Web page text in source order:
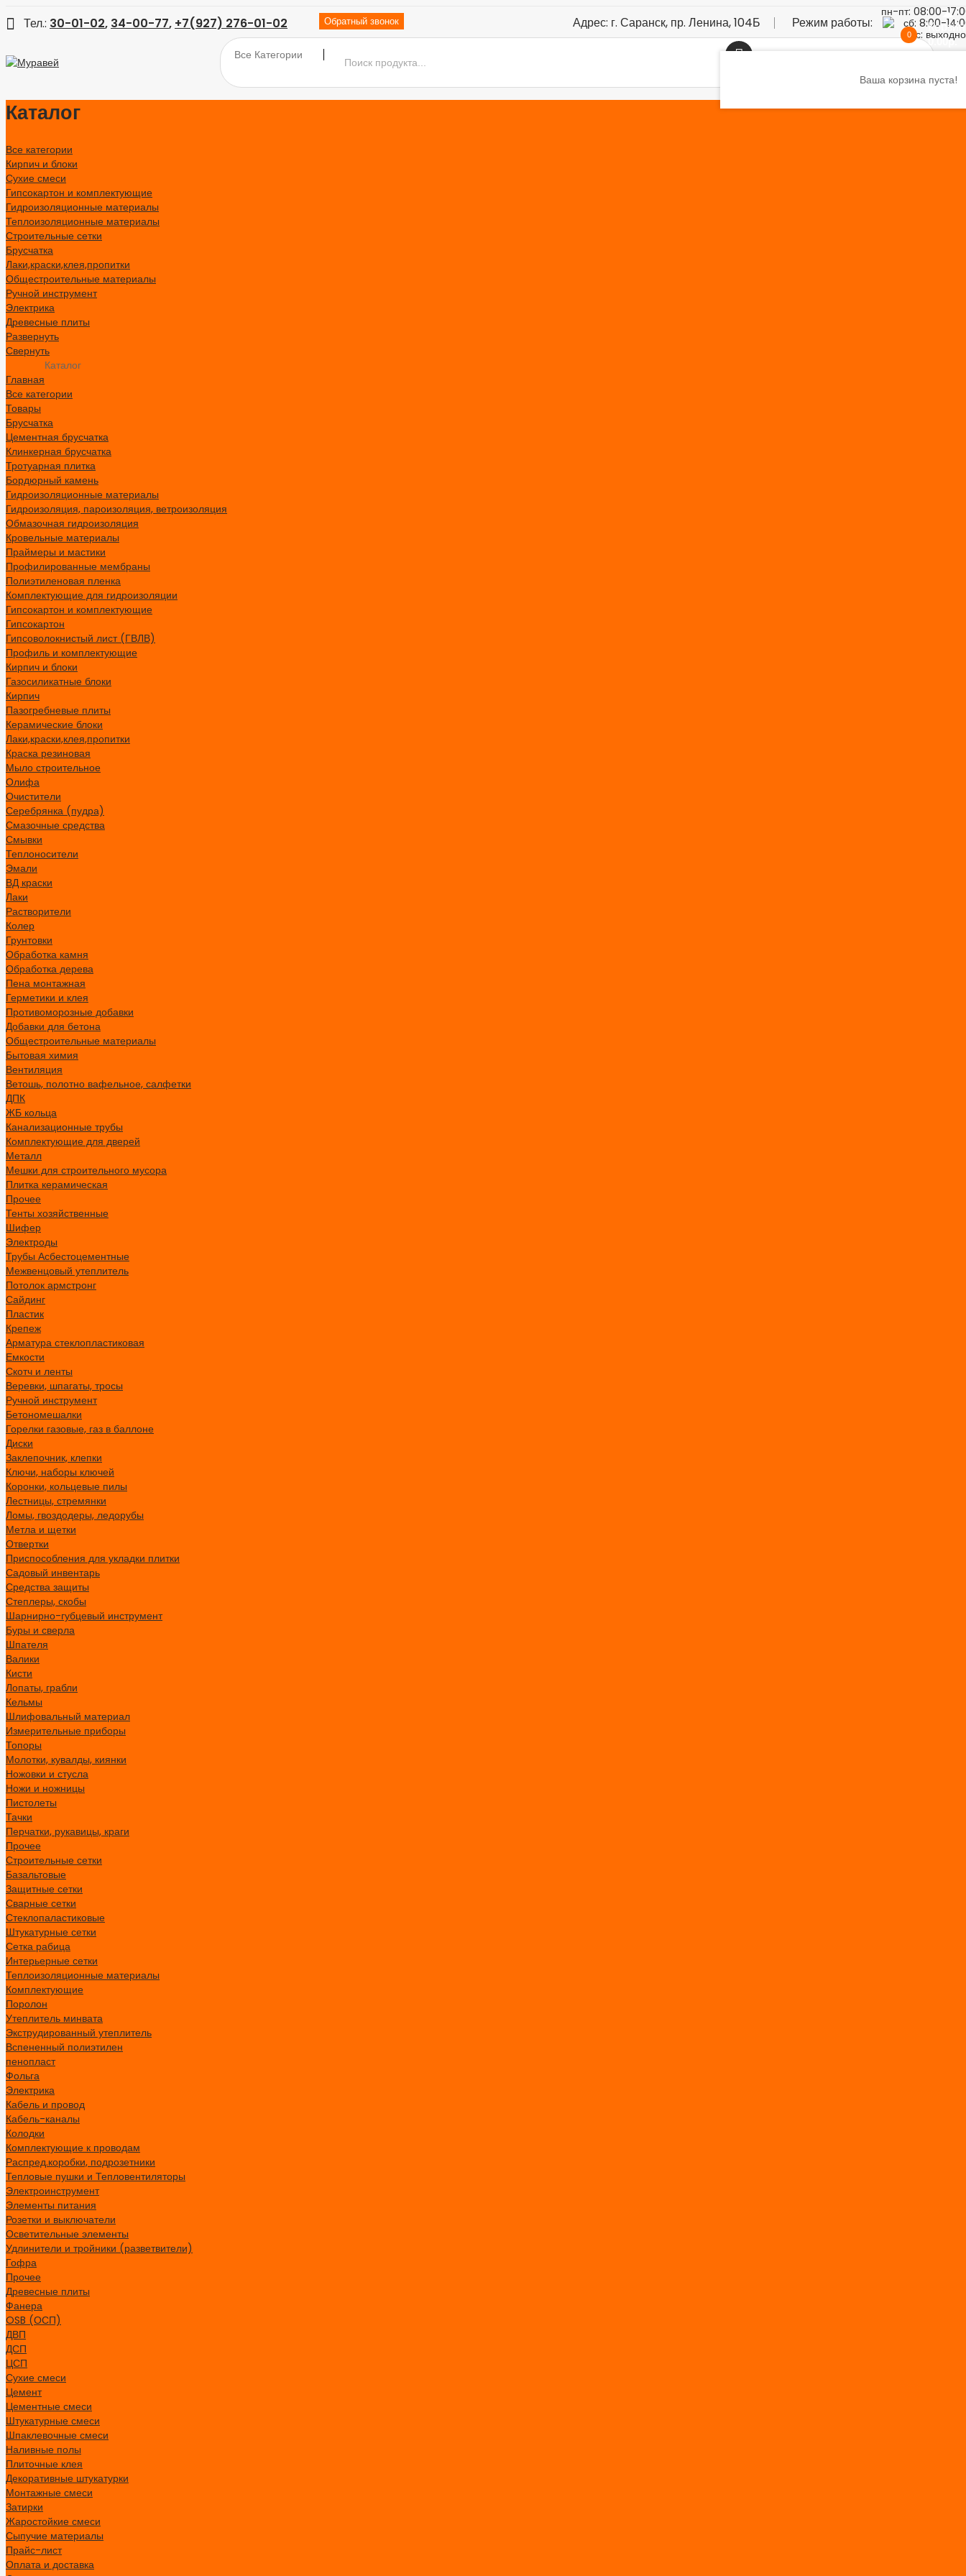
Тел.: 30-01-02, 34-00-77, +7(927) 276-01-02 Обратный звонок Адрес: г. Саранск, пр. Ленина, 104Б Режим работы:
пн-пт: 08:00-
сб: 8:00-
вс:
Все Категории
0
0.00р.
Ваша корзина пуста!
Каталог
Все категории
Кирпич и блоки
Сухие смеси
Гипсокартон и комплектующие
Гидроизоляционные материалы
Теплоизоляционные материалы
Строительные сетки
Брусчатка
Лаки,краски,клея,пропитки
Общестроительные материалы
Ручной инструмент
Электрика
Древесные плиты
Развернуть
Свернуть
Каталог
Главная
Все категории
Товары
Брусчатка
Цементная брусчатка
Клинкерная брусчатка
Тротуарная плитка
Бордюрный камень
Гидроизоляционные материалы
Гидроизоляция, пароизоляция, ветроизоляция
Обмазочная гидроизоляция
Кровельные материалы
Праймеры и мастики
Профилированные мембраны
Полиэтиленовая пленка
Комплектующие для гидроизоляции
Гипсокартон и комплектующие
Гипсокартон
Гипсоволокнистый лист (ГВЛВ)
Профиль и комплектующие
Кирпич и блоки
Газосиликатные блоки
Кирпич
Пазогребневые плиты
Керамические блоки
Лаки,краски,клея,пропитки
Краска резиновая
Мыло строительное
Олифа
Очистители
Серебрянка (пудра)
Смазочные средства
Смывки
Теплоносители
Эмали
ВД краски
Лаки
Растворители
Колер
Грунтовки
Обработка камня
Обработка дерева
Пена монтажная
Герметики и клея
Противоморозные добавки
Добавки для бетона
Общестроительные материалы
Бытовая химия
Вентиляция
Ветошь, полотно вафельное, салфетки
ДПК
ЖБ кольца
Канализационные трубы
Комплектующие для дверей
Металл
Мешки для строительного мусора
Плитка керамическая
Прочее
Тенты хозяйственные
Шифер
Электроды
Трубы Асбестоцементные
Межвенцовый утеплитель
Потолок армстронг
Сайдинг
Пластик
Крепеж
Арматура стеклопластиковая
Емкости
Скотч и ленты
Веревки, шпагаты, тросы
Ручной инструмент
Бетономешалки
Горелки газовые, газ в баллоне
Диски
Заклепочник, клепки
Ключи, наборы ключей
Коронки, кольцевые пилы
Лестницы, стремянки
Ломы, гвоздодеры, ледорубы
Метла и щетки
Отвертки
Приспособления для укладки плитки
Садовый инвентарь
Средства защиты
Степлеры, скобы
Шарнирно-губцевый инструмент
Буры и сверла
Шпателя
Валики
Кисти
Лопаты, грабли
Кельмы
Шлифовальный материал
Измерительные приборы
Топоры
Молотки, кувалды, киянки
Ножовки и стусла
Ножи и ножницы
Пистолеты
Тачки
Перчатки, рукавицы, краги
Прочее
Строительные сетки
Базальтовые
Защитные сетки
Сварные сетки
Стеклопаластиковые
Штукатурные сетки
Сетка рабица
Интерьерные сетки
Теплоизоляционные материалы
Комплектующие
Поролон
Утеплитель минвата
Экструдированный утеплитель
Вспененный полиэтилен
пенопласт
Фольга
Электрика
Кабель и провод
Кабель-каналы
Колодки
Комплектующие к проводам
Распред.коробки, подрозетники
Тепловые пушки и Тепловентиляторы
Электроинструмент
Элементы питания
Розетки и выключатели
Осветительные элементы
Удлинители и тройники (разветвители)
Гофра
Прочее
Древесные плиты
Фанера
OSB (ОСП)
ДВП
ДСП
ЦСП
Сухие смеси
Цемент
Цементные смеси
Штукатурные смеси
Шпаклевочные смеси
Наливные полы
Плиточные клея
Декоративные штукатурки
Монтажные смеси
Затирки
Жаростойкие смеси
Сыпучие материалы
Прайс-лист
Оплата и доставка